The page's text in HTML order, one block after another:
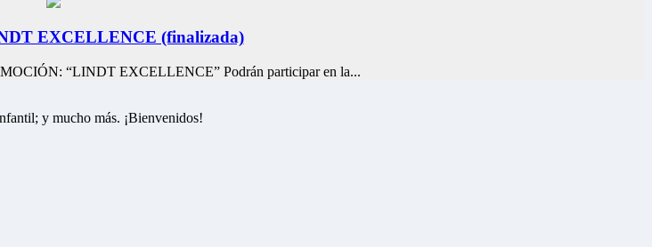
EXCELLENCE (finalizada)
“LINDT EXCELLENCE” Podrán participar en la...
y mucho más. ¡Bienvenidos!